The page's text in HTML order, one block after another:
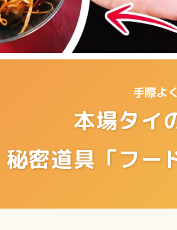
手際よ
本場タイ
秘密道具「フー